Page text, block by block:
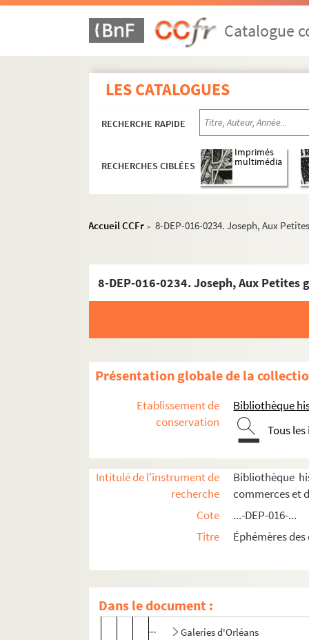
Catalogue
LES CATALOGUES
RECHERCHE RAPIDE
RECHERCHES CIBLÉES
Imprimés
multimédia
Accueil CCFr > 8-DEP-016-0234. Joseph, Aux
8-DEP-016-0234. Joseph, Aux Petites
Présentation globale de la
Etablissement de
conservation
Bibliothèque
Tous
Intitulé de l'instrument de
recherche
Bibliothèque
commerces et
Cote
...-DEP-016-...
Titre
Éphémères
Dans le document :
Mercerie
Linge de maison, blanc, trousseaux
Commerces de confection et de prêt-à-
Paris
1er arrondissement
2e arrondissement
4e arrondissement
7e arrondissement
11e arrondissement
13e arrondissement
4-DEP-016-0077. F Allénic, Aux
4-DEP-016-0201. A Denfert-
8-DEP-016-0128. Galeries
Galeries d'Orléans